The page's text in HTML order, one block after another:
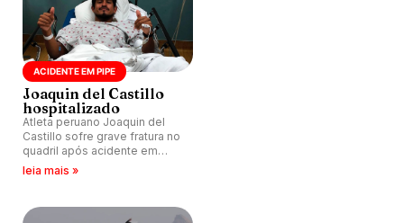
ACIDENTE EM PIPE
Joaquin del Castillo
hospitalizado
Atleta peruano Joaquin del
Castillo sofre grave fratura no
quadril após acidente em
Pipeline, Havaí. Família faz
leia mais »